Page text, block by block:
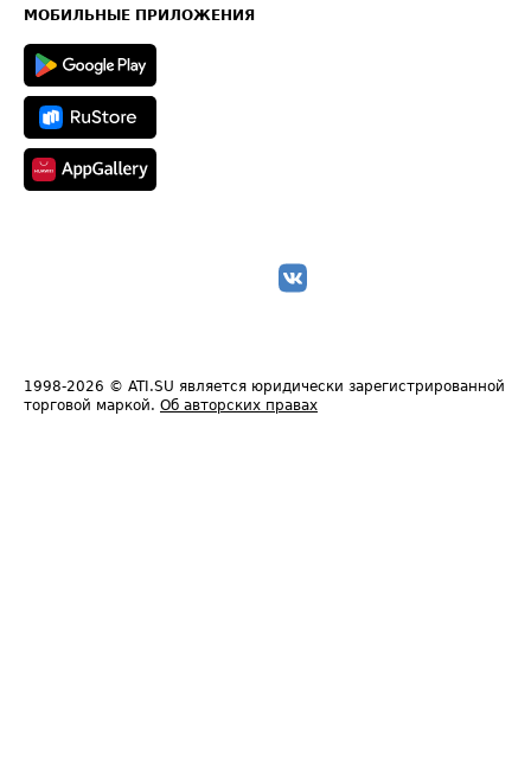
Техническая информация
МОБИЛЬНЫЕ ПРИЛОЖЕНИЯ
1998-2026 © ATI.SU является юридически зарегистрированной
торговой маркой. Об авторских правах